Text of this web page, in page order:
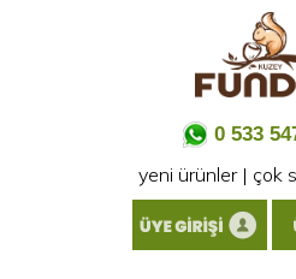
0 533
yeni ürünler| çok